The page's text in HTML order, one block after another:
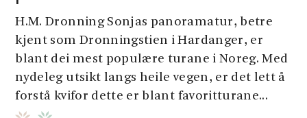
H.M. Dronning Sonjas panoramatur, betre
kjent som Dronningstien i Hardanger, er
blant dei mest populære turane i Noreg. Med
nydeleg utsikt langs heile vegen, er det lett å
forstå kvifor dette er blant favoritturane...